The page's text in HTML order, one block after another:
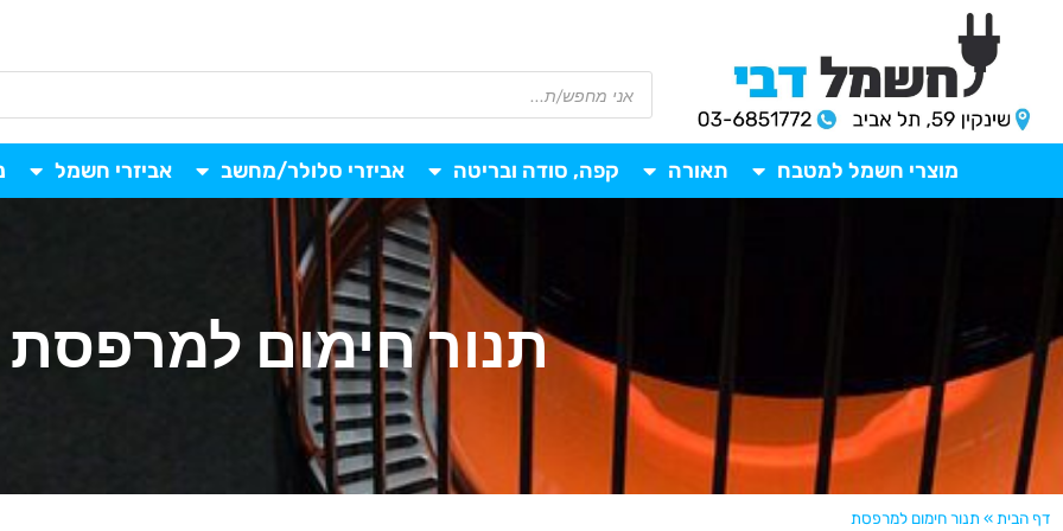
מוצרי חשמל למטבח תאורה קפה, סודה ובריטה אביזרי סלולר/מחשב אביזרי חשמל
תנור חימום למרפסת
דף הבית » תנור חימום למרפסת